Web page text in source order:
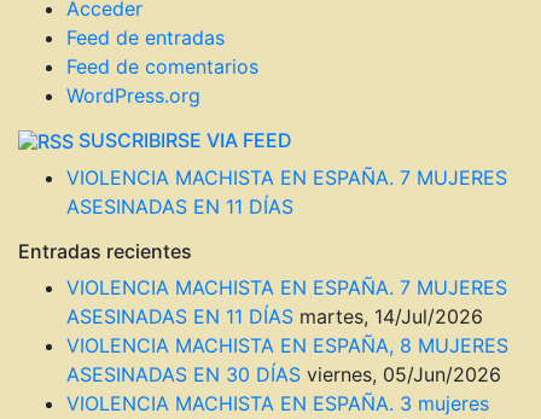
Acceder
Feed de entradas
Feed de comentarios
WordPress.org
SUSCRIBIRSE VIA FEED
VIOLENCIA MACHISTA EN ESPAÑA. 7 MUJERES
ASESINADAS EN 11 DÍAS
Entradas recientes
VIOLENCIA MACHISTA EN ESPAÑA. 7 MUJERES
ASESINADAS EN 11 DÍAS martes, 14/Jul/2026
VIOLENCIA MACHISTA EN ESPAÑA, 8 MUJERES
ASESINADAS EN 30 DÍAS viernes, 05/Jun/2026
VIOLENCIA MACHISTA EN ESPAÑA. 3 mujeres